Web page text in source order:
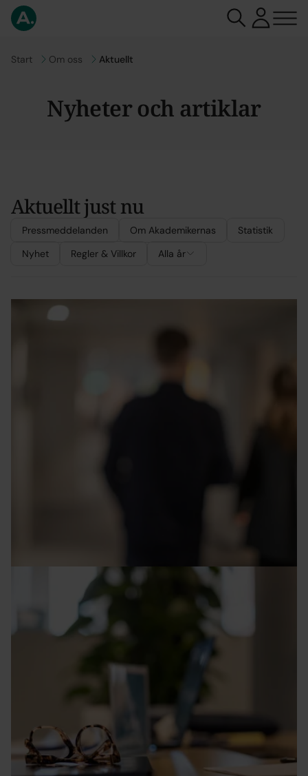
Gå till
Start Gå till
Om oss Aktuellt
Nyheter och artiklar
Aktuellt just nu
Filtrera
Pressmeddelanden Om Akademikernas
Statistik
Nyhet
Regler & Villkor Alla år
Filtrera